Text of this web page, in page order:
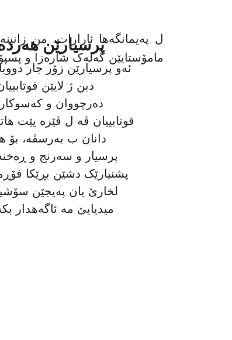
ل پەیمانگەها ئارارات، من
مامۆستایێن گەلەک شارەزا و
پرسیارێن
ئەو پرسیارێن زۆر جار
دبن ژ لایێن
دەرچووان و
قوتابییان ڤە ل ڤێرە یێت
دانان ب بەرسڤە، بۆ
پرسیار و سەرنج و
پشنیارێک دشێن بڕێکا
لخارێ یان پەیجێن
میدیایێ مە ئاگەهدار